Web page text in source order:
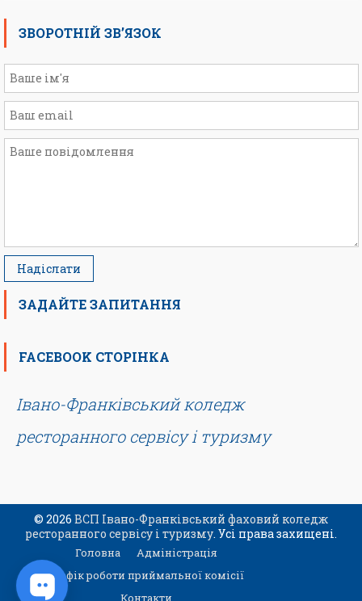
ЗВОРОТНІЙ ЗВ’ЯЗОК
ЗАДАЙТЕ ЗАПИТАННЯ
FACEBOOK СТОРІНКА
Івано-Франківський коледж
ресторанного сервісу і туризму
© 2026 ВСП Івано-Франківський фаховий коледж
ресторанного сервісу і туризму. Усі права захищені.
Головна
Адміністрація
Графік роботи приймальної комісії
Контакти